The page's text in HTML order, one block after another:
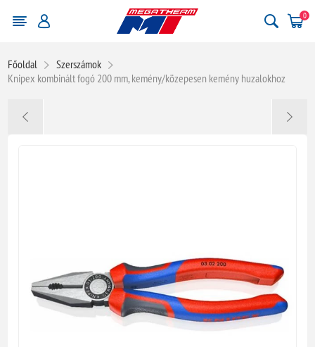
0
Főoldal
Szerszámok
Knipex kombinált fogó 200 mm, kemény/közepesen kemény huzalokhoz